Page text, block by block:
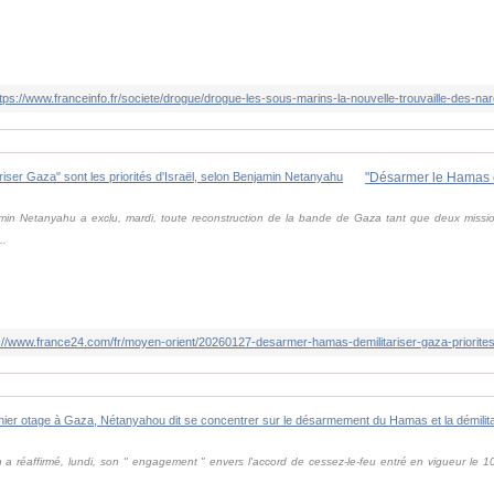
www.franceinfo.fr/societe/drogue/drogue-les-sous-marins-la-nouvelle-trouvaille-des-
Netanyahu a exclu, mardi, toute reconstruction de la bande de Gaza tant que deux
www.france24.com/fr/moyen-orient/20260127-desarmer-hamas-demilitariser-gaza-
a réaffirmé, lundi, son " engagement " envers l'accord de cessez-le-feu entré en vigueur le